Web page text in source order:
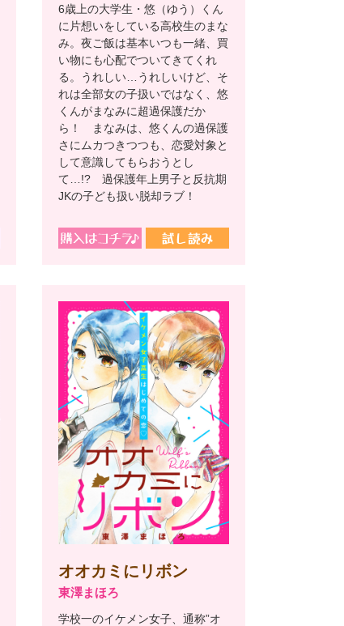
6歳上の大学生・悠（ゆう）くん
に片想いをしている高校生のまな
み。夜ご飯は基本いつも一緒、買
い物にも心配でついてきてくれ
る。うれしい…うれしいけど、そ
れは全部女の子扱いではなく、悠
くんがまなみに超過保護だか
ら！ まなみは、悠くんの過保護
さにムカつきつつも、恋愛対象と
して意識してもらおうとし
て…!? 過保護年上男子と反抗期
JKの子ども扱い脱却ラブ！
オオカミにリボン
東澤まほろ
学校一のイケメン女子、通称”オ